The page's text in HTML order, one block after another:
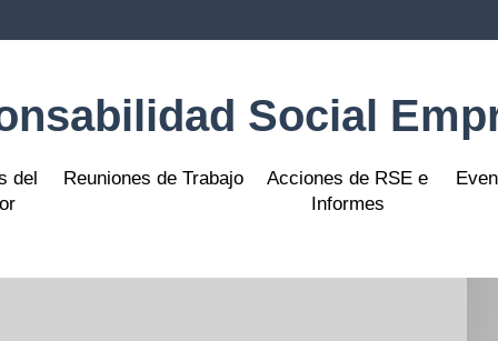
Social
del
Reuniones de Trabajo
Acciones de RSE e
Informes